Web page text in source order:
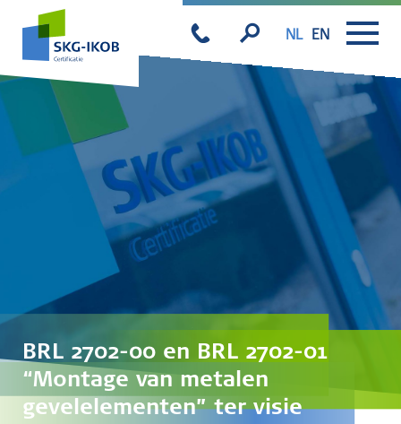
NL EN
BRL 2702-00 en BRL 2702-01
“Montage van metalen
gevelelementen” ter visie